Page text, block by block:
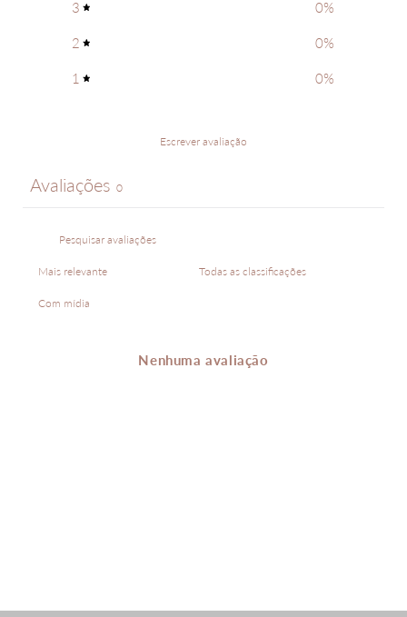
3 0%
2 0%
1 0%
Escrever avaliação
Avaliações 0
Com mídia
Nenhuma avaliação